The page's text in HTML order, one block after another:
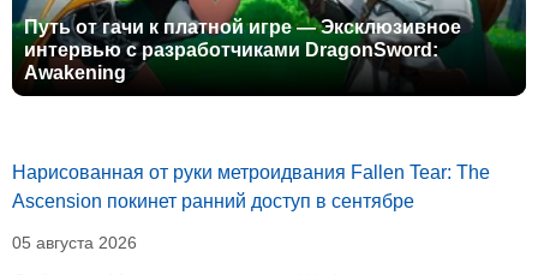
Путь от гачи к платной игре — Эксклюзивное
интервью с разработчиками DragonSword:
Awakening
Нарисованная от руки метроидвания Fallen Tear: The
Ascension покинет ранний доступ в сентябре
05 августа 2026